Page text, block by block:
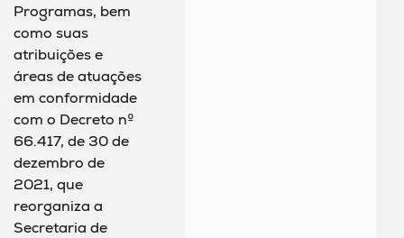
Programas, bem
como suas
atribuições e
áreas de atuações
em conformidade
com o Decreto nº
66.417, de 30 de
dezembro de
2021, que
reorganiza a
Secretaria de